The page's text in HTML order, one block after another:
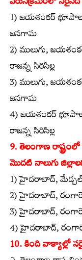
1) జయశంకర్‌
జనగామ
2) ములుగు,
రాజన్న సిరిసిల్ల
3) ములుగు,
జనగామ
4) జయశంకర్‌
రాజన్న సిరిసిల్ల
9. తెలంగాణ
మొదటి నాలుగు
1) హైదరాబాద్‌, మేడ్చల్‌
2) హైదరాబాద్‌,
3) హైదరాబాద్‌,
4) హైదరాబాద్‌,
10. కింది వాక్యాల్లో